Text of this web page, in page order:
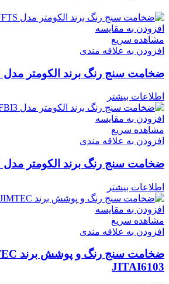
افزودن به مقایسه
مشاهده سریع
افزودن به علاقه مندی
ضخامت سنج رنگ برند الکومتر مدل A456CNTS
اطلاعات بیشتر
افزودن به مقایسه
مشاهده سریع
افزودن به علاقه مندی
ضخامت سنج رنگ برند الکومتر مدل A456CNBI1
اطلاعات بیشتر
افزودن به مقایسه
مشاهده سریع
افزودن به علاقه مندی
JITAI6103